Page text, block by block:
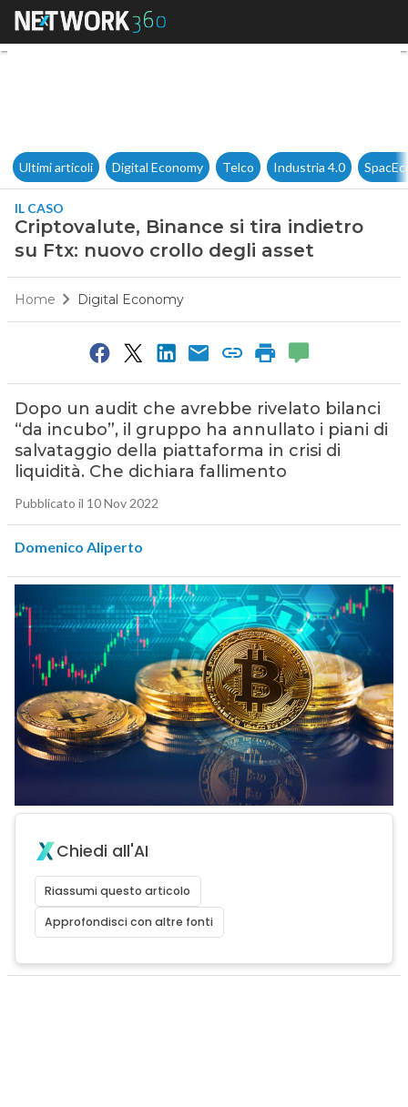
Criptovalute, Binance si tira
Ultimi articoli Digital Economy Telco Industria 4.0
IL CASO
Criptovalute, Binance si tira indietro
su Ftx: nuovo crollo degli asset
Home Digital Economy
Dopo un audit che avrebbe rivelato bilanci
“da incubo”, il gruppo ha annullato i piani di
salvataggio della piattaforma in crisi di
liquidità. Che dichiara fallimento
Pubblicato il 10 Nov 2022
Domenico Aliperto
Chiedi all'AI
Riassumi questo articolo
Approfondisci con altre fonti